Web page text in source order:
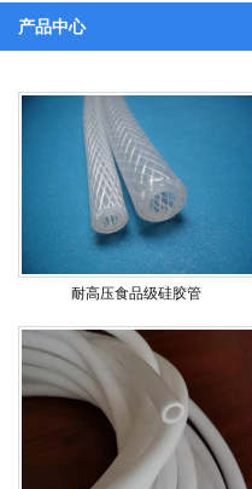
产品中心
耐高压食品级硅胶管